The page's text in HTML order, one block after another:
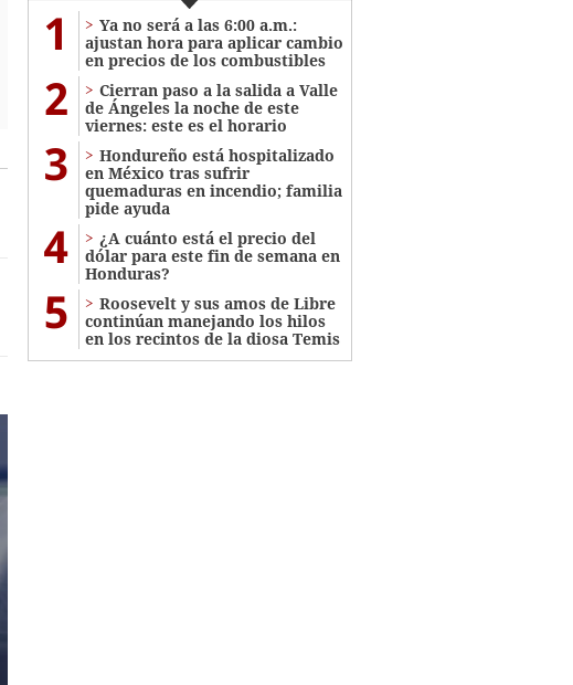
1
Ya no será a las 6:00 a.m.:
ajustan hora para aplicar cambio
en precios de los combustibles
2
Cierran paso a la salida a Valle
de Ángeles la noche de este
viernes: este es el horario
3
Hondureño está hospitalizado
en México tras sufrir
quemaduras en incendio; familia
pide ayuda
4
¿A cuánto está el precio del
dólar para este fin de semana en
Honduras?
5
Roosevelt y sus amos de Libre
continúan manejando los hilos
en los recintos de la diosa Temis